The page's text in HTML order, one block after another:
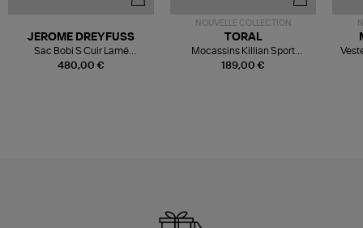
480,00 €
JEROME DREYFUSS
Sac Bobi S Cuir Lamé
Champagne
NOUVELLE COLLECTION
189,00 €
TORAL
Mocassins Killian Sport
Mousse